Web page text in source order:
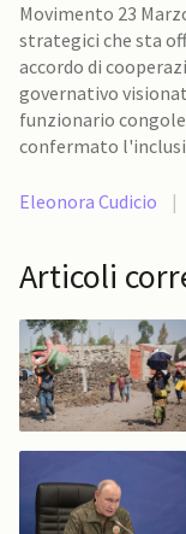
Movimento 23
strategici che sta
accordo di
governativo
funzionario
Eleonora Cudicio |
Articoli